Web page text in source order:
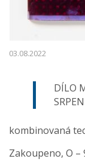
03.08.2022
DÍLO
kombinovaná
Zakoupeno, O –